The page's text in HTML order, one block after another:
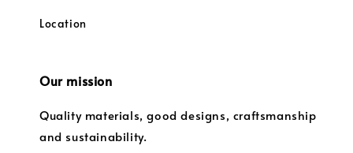
Location
Our mission
Quality materials, good designs, craftsmanship
and sustainability.